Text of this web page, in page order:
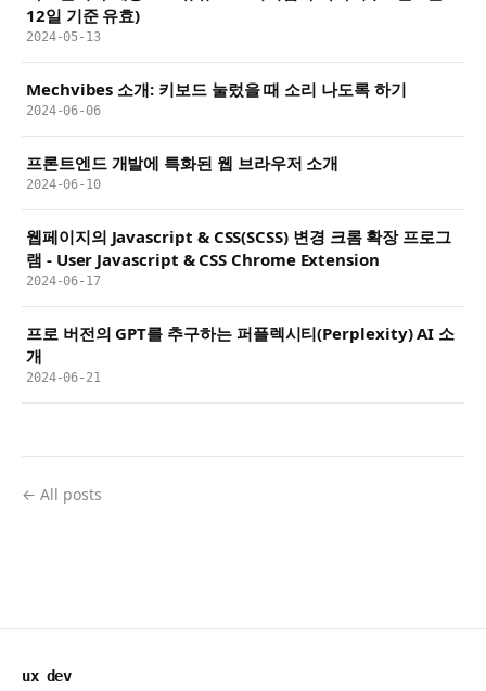
12일 기준 유효)
2024-05-13
Mechvibes 소개: 키보드 눌렀을 때 소리 나도록 하기
2024-06-06
프론트엔드 개발에 특화된 웹 브라우저 소개
2024-06-10
웹페이지의 Javascript & CSS(SCSS) 변경 크롬 확장 프로그
램 - User Javascript & CSS Chrome Extension
2024-06-17
프로 버전의 GPT를 추구하는 퍼플렉시티(Perplexity) AI 소
개
2024-06-21
← All posts
ux dev